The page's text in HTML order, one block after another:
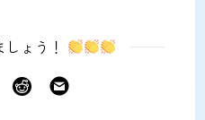
ょう！